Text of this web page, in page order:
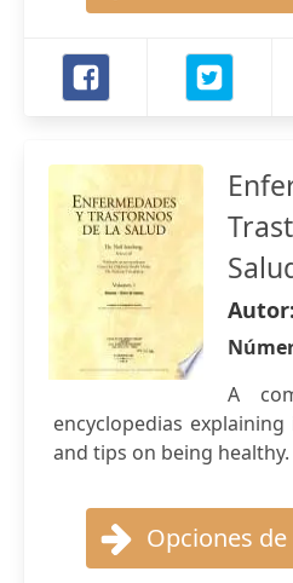
Autor:
A
encyclopedias
and tips on being healthy.
Opciones